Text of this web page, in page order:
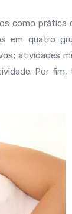
como
em quatro
atividades
Por